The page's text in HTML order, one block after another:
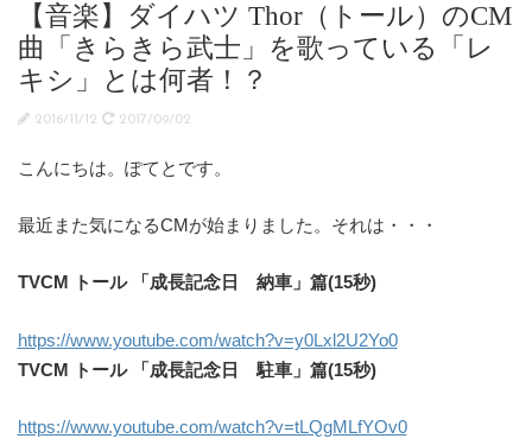
【音楽】ダイハツ Thor（トール）のCM
曲「きらきら武士」を歌っている「レ
キシ」とは何者！？
2016/11/12 2017/09/02
こんにちは。ぽてとです。
最近また気になるCMが始まりました。それは・・・
TVCM トール 「成長記念日 納車」篇(15秒)
https://www.youtube.com/watch?v=y0Lxl2U2Yo0
TVCM トール 「成長記念日 駐車」篇(15秒)
https://www.youtube.com/watch?v=tLQgMLfYOv0